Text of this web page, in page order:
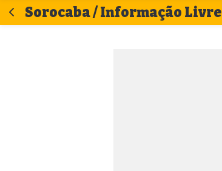
Sorocaba / Informação Livre